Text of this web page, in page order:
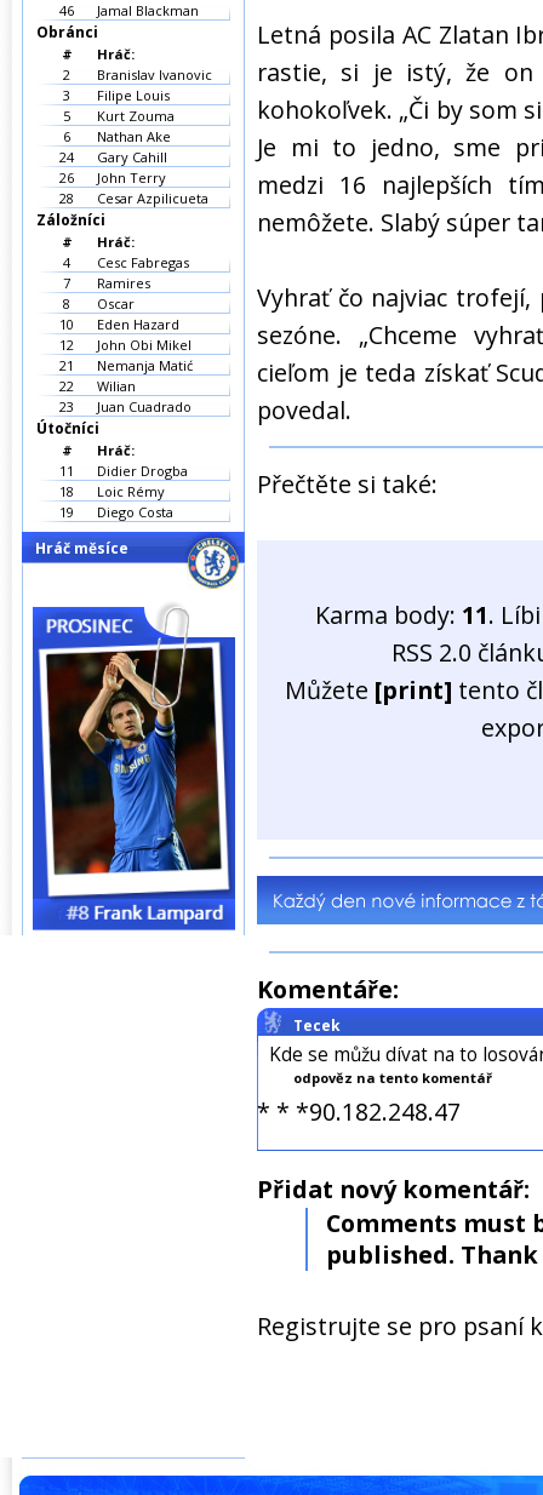
Letná posila AC Zlatan
rastie, si je istý, že on
kohokoľvek. „Či by som
Je mi to jedno, sme
medzi 16 najlepších
nemôžete. Slabý súper
Vyhrať čo najviac
sezóne. „Chceme
cieľom je teda získať
povedal.
Přečtěte si také:
Karma body: 11.
RSS 2.0
Můžete [print] tento
Komentáře:
Tecek
Kde se můžu dívat na to
odpověz na tento komentář
* * *90.182.248.47
Přidat nový komentář:
Comments must
published. Thank
Registrujte se pro psaní
46
Jamal Blackman
Obránci
#
Hráč:
2
Branislav Ivanovic
3
Filipe Louis
5
Kurt Zouma
6
Nathan Ake
24
Gary Cahill
26
John Terry
28
Cesar Azpilicueta
Záložníci
#
Hráč:
4
Cesc Fabregas
7
Ramires
8
Oscar
10
Eden Hazard
12
John Obi Mikel
21
Nemanja Matić
22
Wilian
23
Juan Cuadrado
Útočníci
#
Hráč:
11
Didier Drogba
18
Loic Rémy
19
Diego Costa
Hráč měsíce